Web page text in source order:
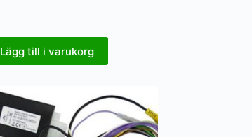
Lägg till i varukorg